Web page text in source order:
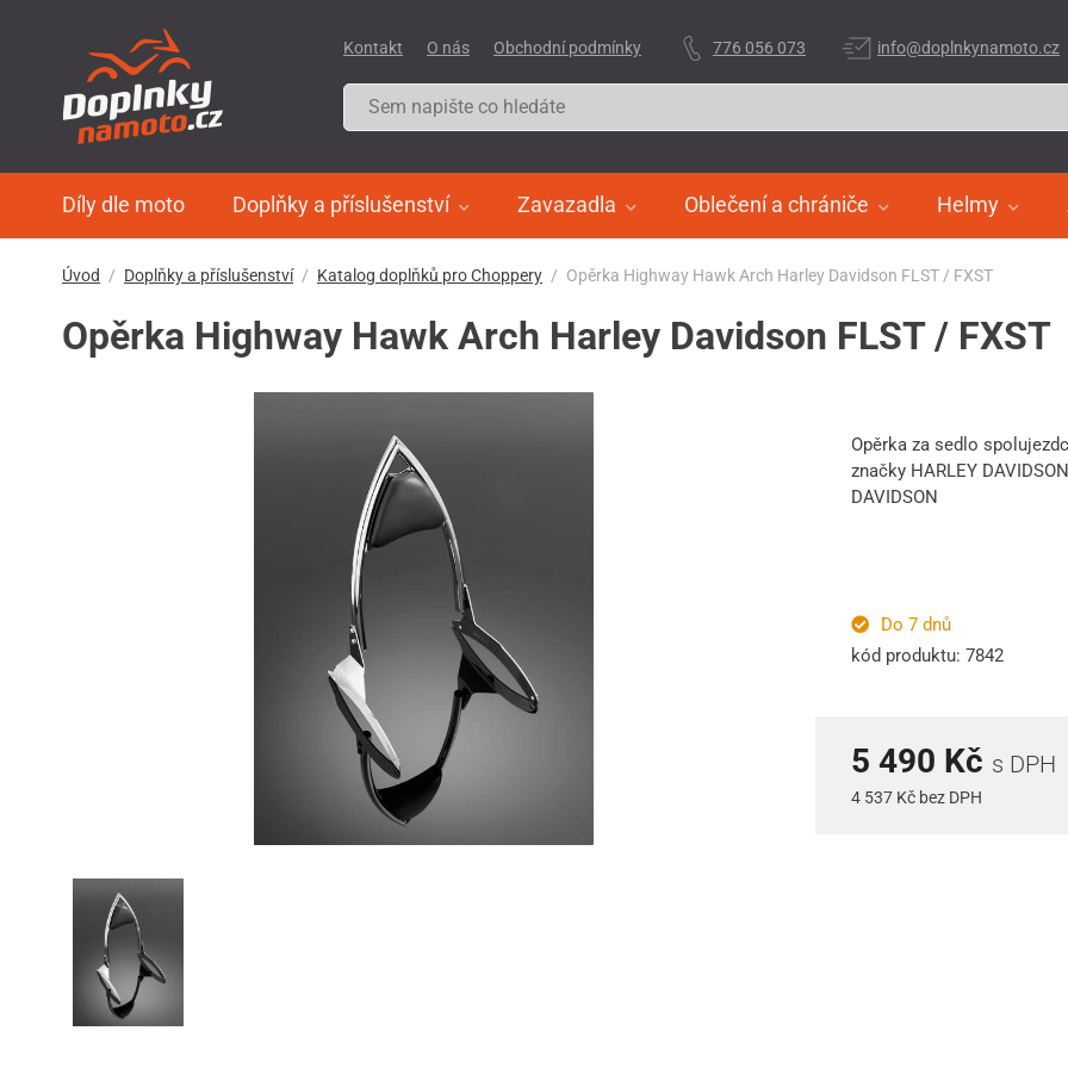
Díly dle moto Doplňky a příslušenství Zavazadla Oblečení a chrániče Helmy
Kontakt O nás Obchodní podmínky 776 056 073 info@doplnkynamoto.cz
Úvod Doplňky a příslušenství Katalog doplňků pro Choppery Opěrka Highway Hawk Arch Harley Davidson FLST / FXST
Opěrka Highway Hawk Arch Harley Davidson FLST / FXST
Opěrka za sedlo
značky HARLEY
DAVIDSON
Do 7 dnů
kód produktu: 7842
5 490 Kč s DPH
4 537 Kč bez DPH